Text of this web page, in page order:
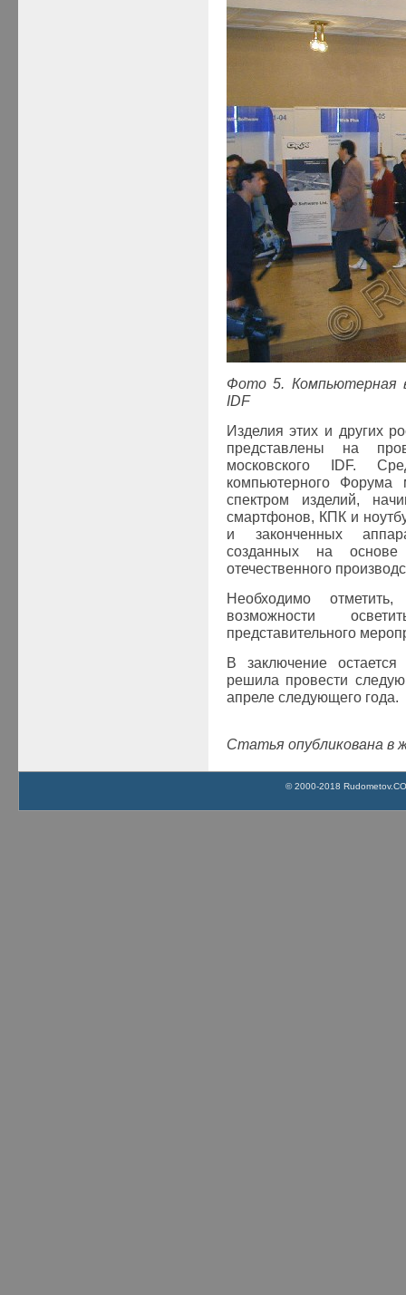
Фото 5. Компьютерная
IDF
Изделия этих и других
представлены на
московского
IDF.
компьютерного Форума
спектром изделий,
смартфонов, КПК и
и законченных
созданных на основе
отечественного
Необходимо
возможности
представительного
В заключение
решила провести
апреле следующего года.
Статья опубликована в
© 2000-2018